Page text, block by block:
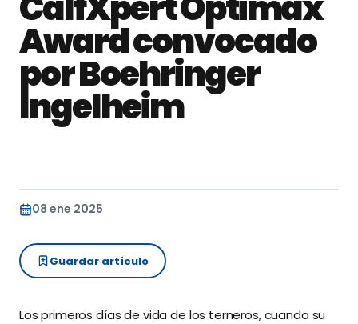
Award convocado
por Boehringer
Ingelheim
08 ene 2025
Guardar artículo
Los primeros días de vida de los terneros, cuando su